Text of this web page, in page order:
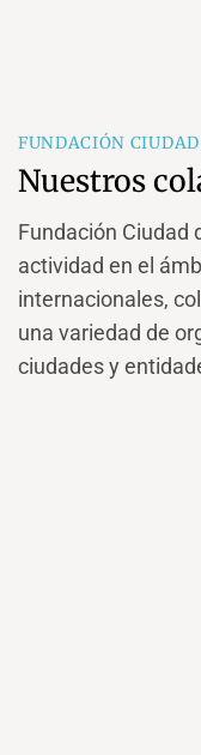
FUNDACIÓN CIUDAD
Nuestros
Fundación Ciudad
actividad en el
internacionales,
una variedad de
ciudades y